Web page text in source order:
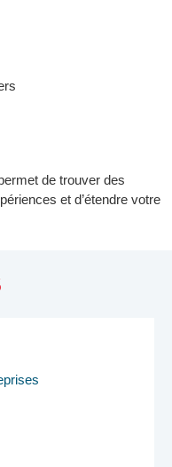
de trouver des
et d’étendre votre